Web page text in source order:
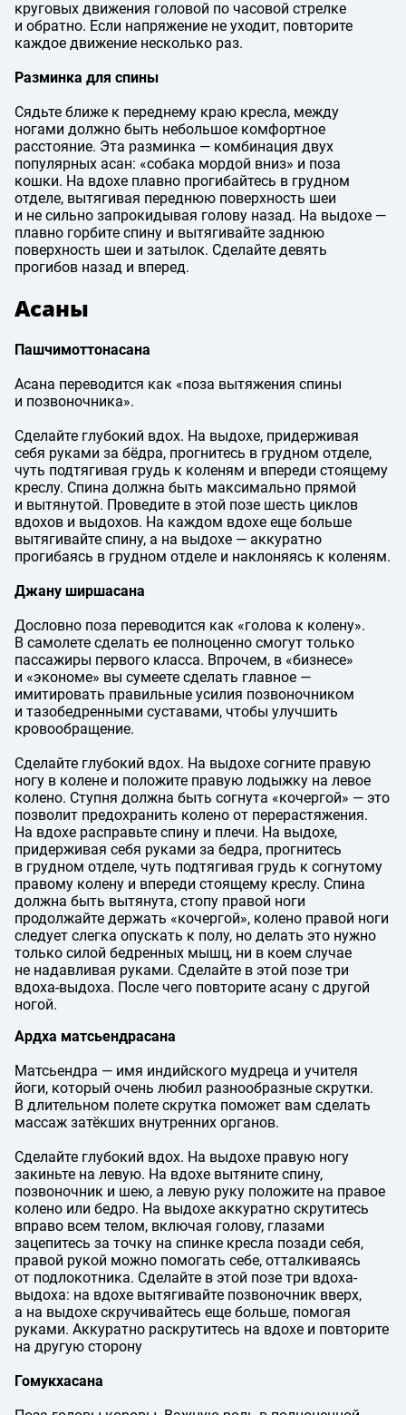
круговых движения головой по часовой стрелке
и обратно. Если напряжение не уходит, повторите
каждое движение несколько раз.
Разминка для спины
Сядьте ближе к переднему краю кресла, между
ногами должно быть небольшое комфортное
расстояние. Эта разминка — комбинация двух
популярных асан: «собака мордой вниз» и поза
кошки. На вдохе плавно прогибайтесь в грудном
отделе, вытягивая переднюю поверхность шеи
и не сильно запрокидывая голову назад. На выдохе —
плавно горбите спину и вытягивайте заднюю
поверхность шеи и затылок. Сделайте девять
прогибов назад и вперед.
Асаны
Пашчимоттонасана
Асана переводится как «поза вытяжения спины
и позвоночника».
Сделайте глубокий вдох. На выдохе, придерживая
себя руками за бёдра, прогнитесь в грудном отделе,
чуть подтягивая грудь к коленям и впереди стоящему
креслу. Спина должна быть максимально прямой
и вытянутой. Проведите в этой позе шесть циклов
вдохов и выдохов. На каждом вдохе еще больше
вытягивайте спину, а на выдохе — аккуратно
прогибаясь в грудном отделе и наклоняясь к коленям.
Джану ширшасана
Дословно поза переводится как «голова к колену».
В самолете сделать ее полноценно смогут только
пассажиры первого класса. Впрочем, в «бизнесе»
и «экономе» вы сумеете сделать главное —
имитировать правильные усилия позвоночником
и тазобедренными суставами, чтобы улучшить
кровообращение.
Сделайте глубокий вдох. На выдохе согните правую
ногу в колене и положите правую лодыжку на левое
колено. Ступня должна быть согнута «кочергой» — это
позволит предохранить колено от перерастяжения.
На вдохе расправьте спину и плечи. На выдохе,
придерживая себя руками за бедра, прогнитесь
в грудном отделе, чуть подтягивая грудь к согнутому
правому колену и впереди стоящему креслу. Спина
должна быть вытянута, стопу правой ноги
продолжайте держать «кочергой», колено правой ноги
следует слегка опускать к полу, но делать это нужно
только силой бедренных мышц, ни в коем случае
не надавливая руками. Сделайте в этой позе три
вдоха-выдоха. После чего повторите асану с другой
ногой.
Ардха матсьендрасана
Матсьендра — имя индийского мудреца и учителя
йоги, который очень любил разнообразные скрутки.
В длительном полете скрутка поможет вам сделать
массаж затёкших внутренних органов.
Сделайте глубокий вдох. На выдохе правую ногу
закиньте на левую. На вдохе вытяните спину,
позвоночник и шею, а левую руку положите на правое
колено или бедро. На выдохе аккуратно скрутитесь
вправо всем телом, включая голову, глазами
зацепитесь за точку на спинке кресла позади себя,
правой рукой можно помогать себе, отталкиваясь
от подлокотника. Сделайте в этой позе три вдоха-
выдоха: на вдохе вытягивайте позвоночник вверх,
а на выдохе скручивайтесь еще больше, помогая
руками. Аккуратно раскрутитесь на вдохе и повторите
на другую сторону
Гомукхасана